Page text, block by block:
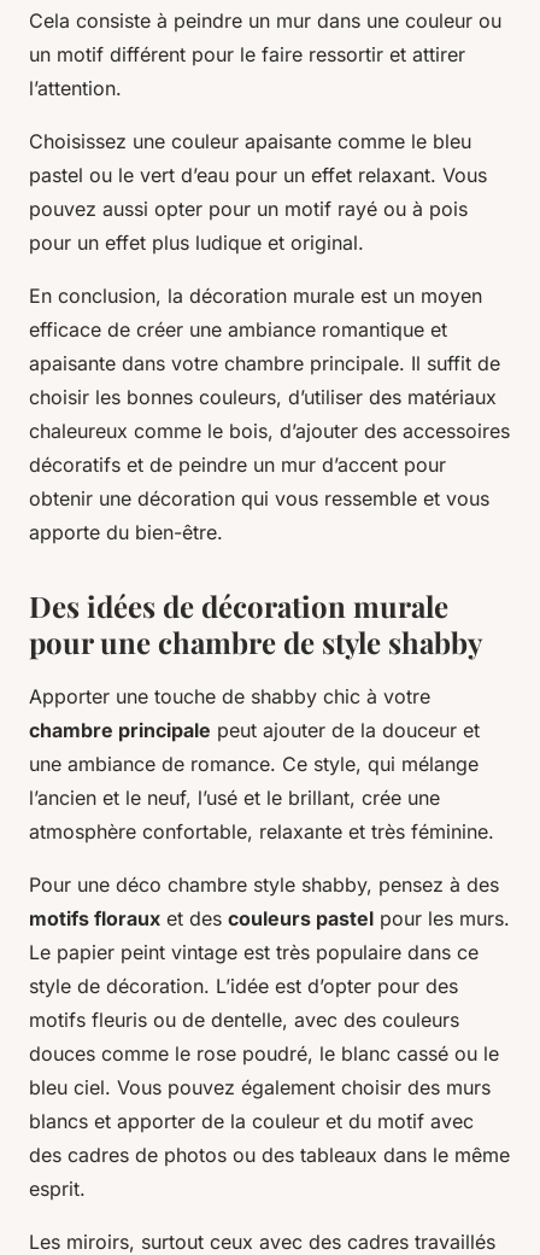
Cela consiste à peindre un mur dans une couleur ou
un motif différent pour le faire ressortir et attirer
l’attention.
Choisissez une couleur apaisante comme le bleu
pastel ou le vert d’eau pour un effet relaxant. Vous
pouvez aussi opter pour un motif rayé ou à pois
pour un effet plus ludique et original.
En conclusion, la décoration murale est un moyen
efficace de créer une ambiance romantique et
apaisante dans votre chambre principale. Il suffit de
choisir les bonnes couleurs, d’utiliser des matériaux
chaleureux comme le bois, d’ajouter des accessoires
décoratifs et de peindre un mur d’accent pour
obtenir une décoration qui vous ressemble et vous
apporte du bien-être.
Des idées de décoration murale
pour une chambre de style shabby
Apporter une touche de shabby chic à votre
chambre principale peut ajouter de la douceur et
une ambiance de romance. Ce style, qui mélange
l’ancien et le neuf, l’usé et le brillant, crée une
atmosphère confortable, relaxante et très féminine.
Pour une déco chambre style shabby, pensez à des
motifs floraux et des couleurs pastel pour les murs.
Le papier peint vintage est très populaire dans ce
style de décoration. L’idée est d’opter pour des
motifs fleuris ou de dentelle, avec des couleurs
douces comme le rose poudré, le blanc cassé ou le
bleu ciel. Vous pouvez également choisir des murs
blancs et apporter de la couleur et du motif avec
des cadres de photos ou des tableaux dans le même
esprit.
Les miroirs, surtout ceux avec des cadres travaillés